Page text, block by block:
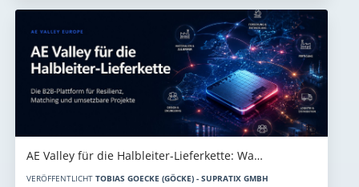
AE Valley für die Halbleiter-Lieferkette: Wa…
VERÖFFENTLICHT TOBIAS GOECKE (GÖCKE) - SUPRATIX GMBH